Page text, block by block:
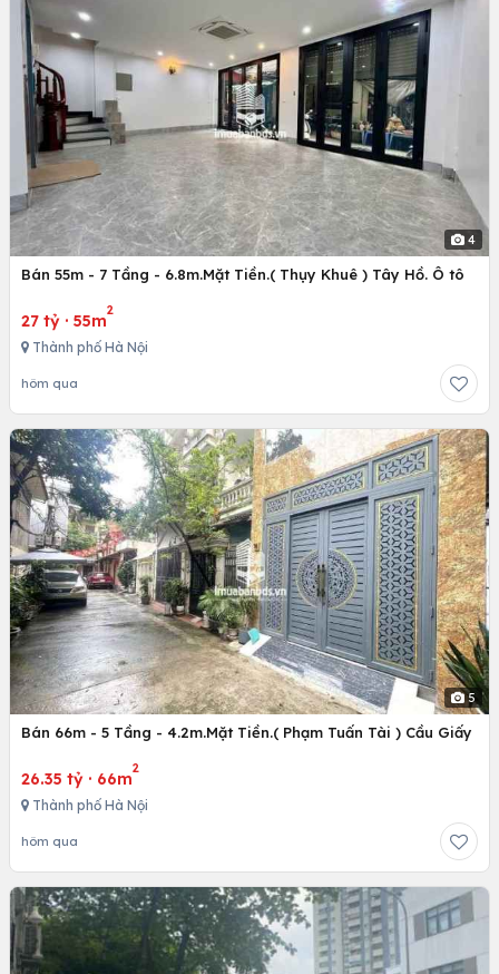
4
Bán 55m - 7 Tầng - 6.8m.Mặt Tiền.( Thụy Khuê ) Tây Hồ. Ô tô
27 tỷ · 55m
2
Thành phố Hà Nội
hôm qua
5
Bán 66m - 5 Tầng - 4.2m.Mặt Tiền.( Phạm Tuấn Tài ) Cầu Giấy
26.35 tỷ · 66m
2
Thành phố Hà Nội
hôm qua